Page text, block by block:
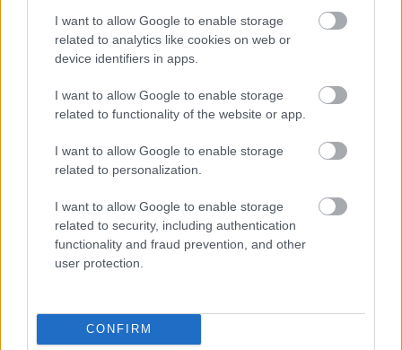
I want to allow Google to enable storage
related to analytics like cookies on web or
device identifiers in apps.
I want to allow Google to enable storage
related to functionality of the website or app.
I want to allow Google to enable storage
related to personalization.
I want to allow Google to enable storage
related to security, including authentication
functionality and fraud prevention, and other
user protection.
CONFIRM